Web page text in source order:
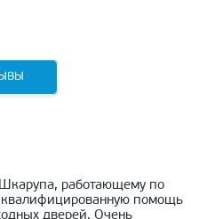
работающему по
квалифицированную помощь
дверей. Очень